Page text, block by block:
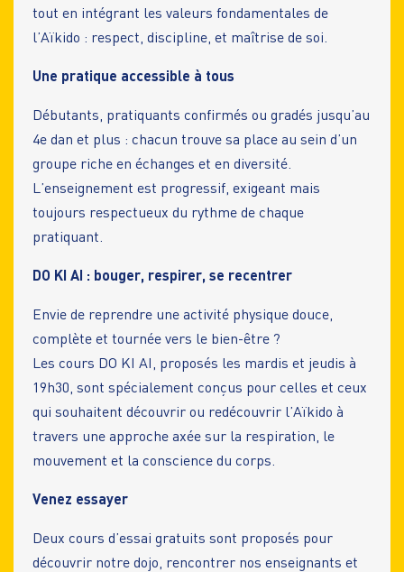
tout en intégrant les valeurs fondamentales de
l’Aïkido : respect, discipline, et maîtrise de soi.
Une pratique accessible à tous
Débutants, pratiquants confirmés ou gradés jusqu’au
4e dan et plus : chacun trouve sa place au sein d’un
groupe riche en échanges et en diversité.
L’enseignement est progressif, exigeant mais
toujours respectueux du rythme de chaque
pratiquant.
DO KI AI : bouger, respirer, se recentrer
Envie de reprendre une activité physique douce,
complète et tournée vers le bien-être ?
Les cours DO KI AI, proposés les mardis et jeudis à
19h30, sont spécialement conçus pour celles et ceux
qui souhaitent découvrir ou redécouvrir l’Aïkido à
travers une approche axée sur la respiration, le
mouvement et la conscience du corps.
Venez essayer
Deux cours d’essai gratuits sont proposés pour
découvrir notre dojo, rencontrer nos enseignants et